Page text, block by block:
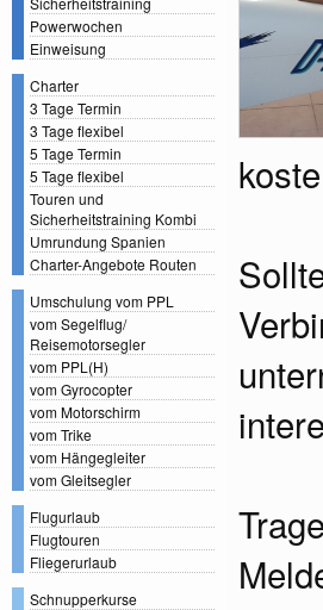
Powerwochen
Einweisung
Charter
3 Tage Termin
3 Tage flexibel
5 Tage Termin
5 Tage flexibel
Touren und
Sicherheitstraining Kombi
Umrundung Spanien
Charter-Angebote Routen
Umschulung vom PPL
vom Segelflug/
Reisemotorsegler
vom PPL(H)
vom Gyrocopter
vom Motorschirm
vom Trike
vom Hängegleiter
vom Gleitsegler
Flugurlaub
Flugtouren
Fliegerurlaub
Schnupperkurse